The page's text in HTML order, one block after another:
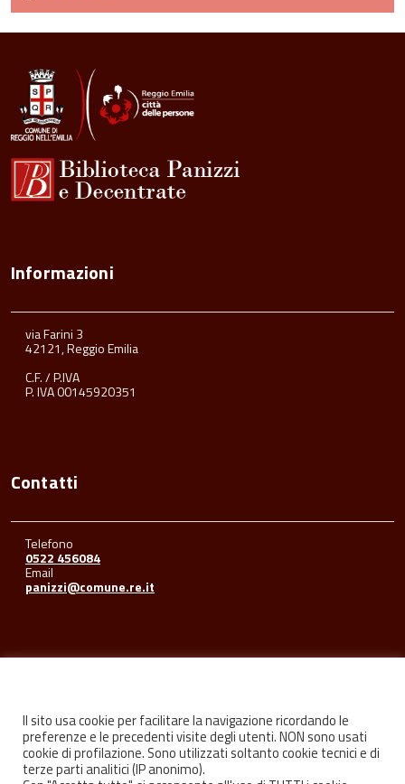
all'inizio
contenuto
Informazioni
via Farini 3
42121, Reggio Emilia
C.F. / P.IVA
P. IVA 00145920351
Contatti
Telefono
0522 456084
Email
panizzi@comune.re.it
FacebookYoutubeInstagram
Il sito usa cookie per facilitare la navigazione ricordando le
preferenze e le precedenti visite degli utenti. NON sono usati
cookie di profilazione. Sono utilizzati soltanto cookie tecnici e di
terze parti analitici (IP anonimo).